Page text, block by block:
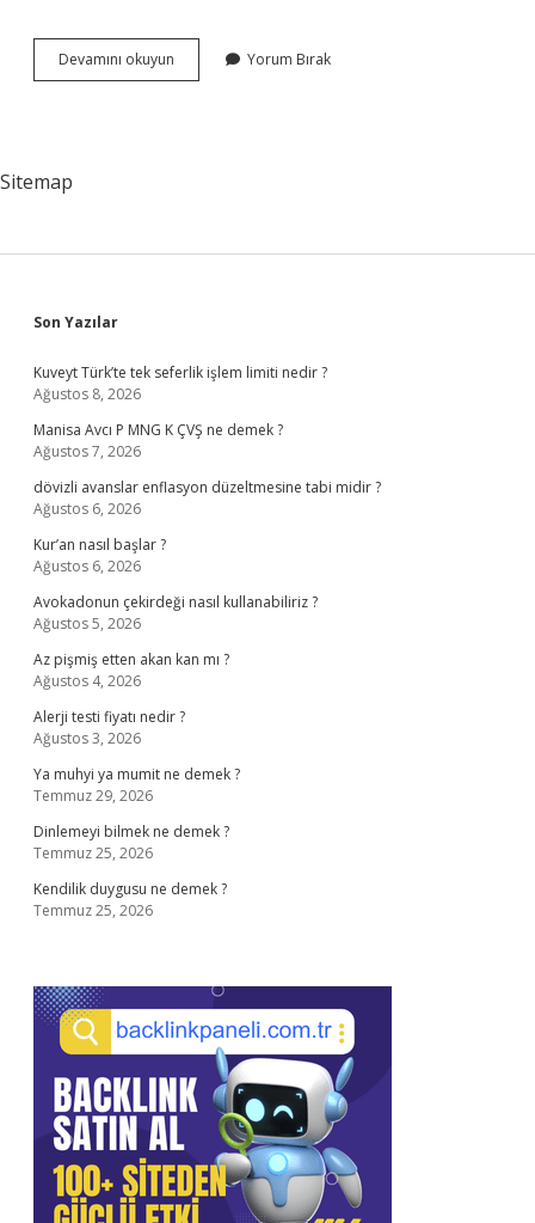
Devamını okuyun Mütevazılık
Ne
Yorum Bırak
Sitemap
Sidebar
Son Yazılar
Kuveyt Türk’te tek seferlik işlem limiti nedir ?
Ağustos 8, 2026
Manisa Avcı P MNG K ÇVŞ ne demek ?
Ağustos 7, 2026
dövizli avanslar enflasyon düzeltmesine tabi midir ?
Ağustos 6, 2026
Kur’an nasıl başlar ?
Ağustos 6, 2026
Avokadonun çekirdeği nasıl kullanabiliriz ?
Ağustos 5, 2026
Az pişmiş etten akan kan mı ?
Ağustos 4, 2026
Alerji testi fiyatı nedir ?
Ağustos 3, 2026
Ya muhyi ya mumit ne demek ?
Temmuz 29, 2026
Dinlemeyi bilmek ne demek ?
Temmuz 25, 2026
Kendilik duygusu ne demek ?
Temmuz 25, 2026